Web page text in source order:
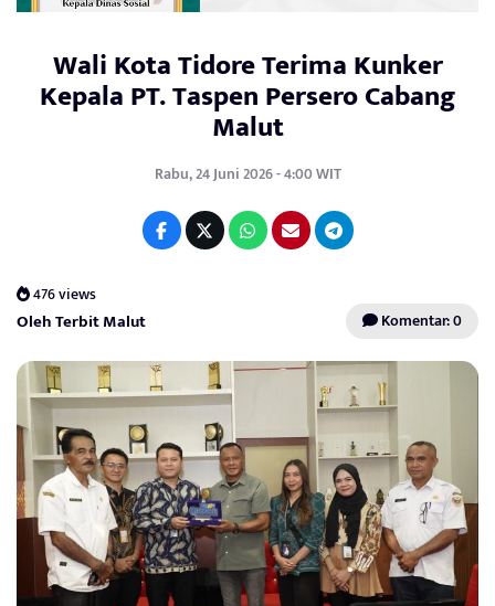
Wali Kota Tidore Terima Kunker
Kepala PT. Taspen Persero Cabang
Malut
Rabu, 24 Juni 2026 - 4:00 WIT
476 views
Oleh Terbit Malut Komentar: 0